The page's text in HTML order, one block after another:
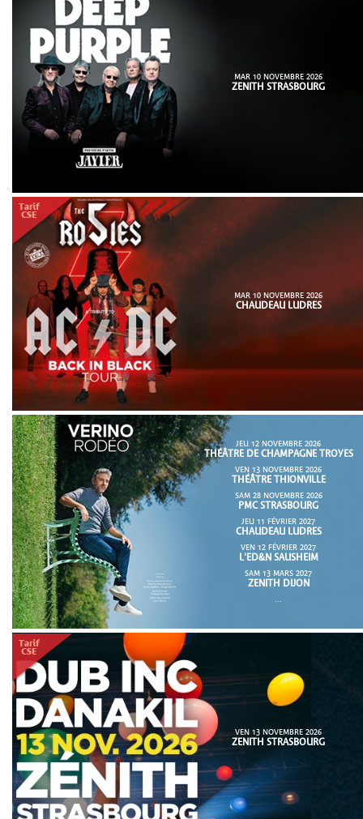
MAR 10 NOVEMBRE 2026
ZENITH STRASBOURG
MAR 10 NOVEMBRE 2026
CHAUDEAU LUDRES
JEU 12 NOVEMBRE 2026
THÉÂTRE DE CHAMPAGNE TROYES
VEN 13 NOVEMBRE 2026
THÉÂTRE THIONVILLE
SAM 28 NOVEMBRE 2026
PMC STRASBOURG
JEU 11 FÉVRIER 2027
CHAUDEAU LUDRES
VEN 12 FÉVRIER 2027
L'ED&N SAUSHEIM
SAM 13 MARS 2027
ZENITH DIJON
...
VEN 13 NOVEMBRE 2026
ZENITH STRASBOURG